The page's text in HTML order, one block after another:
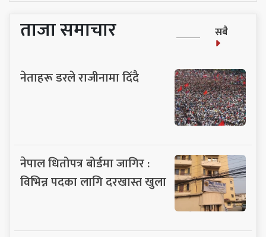
ताजा समाचार सबै
नेताहरू डरले राजीनामा दिँदै
नेपाल धितोपत्र बोर्डमा जागिर :
विभिन्न पदका लागि दरखास्त खुला